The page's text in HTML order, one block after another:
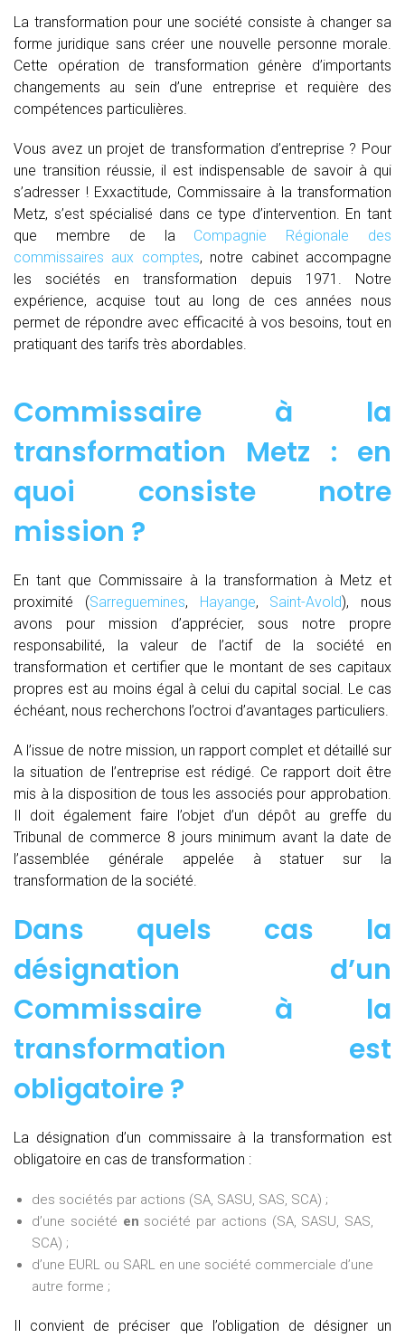
La transformation pour une société consiste à changer sa
forme juridique sans créer une nouvelle personne morale.
Cette opération de transformation génère d’importants
changements au sein d’une entreprise et requière des
compétences particulières.
Vous avez un projet de transformation d’entreprise ? Pour
une transition réussie, il est indispensable de savoir à qui
s’adresser ! Exxactitude, Commissaire à la transformation
Metz, s’est spécialisé dans ce type d’intervention. En tant
que membre de la Compagnie Régionale des
commissaires aux comptes, notre cabinet accompagne
les sociétés en transformation depuis 1971. Notre
expérience, acquise tout au long de ces années nous
permet de répondre avec efficacité à vos besoins, tout en
pratiquant des tarifs très abordables.
Commissaire à la
transformation Metz : en
quoi consiste notre
mission ?
En tant que Commissaire à la transformation à Metz et
proximité (Sarreguemines, Hayange, Saint-Avold), nous
avons pour mission d’apprécier, sous notre propre
responsabilité, la valeur de l’actif de la société en
transformation et certifier que le montant de ses capitaux
propres est au moins égal à celui du capital social. Le cas
échéant, nous recherchons l’octroi d’avantages particuliers.
A l’issue de notre mission, un rapport complet et détaillé sur
la situation de l’entreprise est rédigé. Ce rapport doit être
mis à la disposition de tous les associés pour approbation.
Il doit également faire l’objet d’un dépôt au greffe du
Tribunal de commerce 8 jours minimum avant la date de
l’assemblée générale appelée à statuer sur la
transformation de la société.
Dans quels cas la
désignation d’un
Commissaire à la
transformation est
obligatoire ?
La désignation d’un commissaire à la transformation est
obligatoire en cas de transformation :
des sociétés par actions (SA, SASU, SAS, SCA) ;
d’une société en société par actions (SA, SASU, SAS,
SCA) ;
d’une EURL ou SARL en une société commerciale d’une
autre forme ;
Il convient de préciser que l’obligation de désigner un